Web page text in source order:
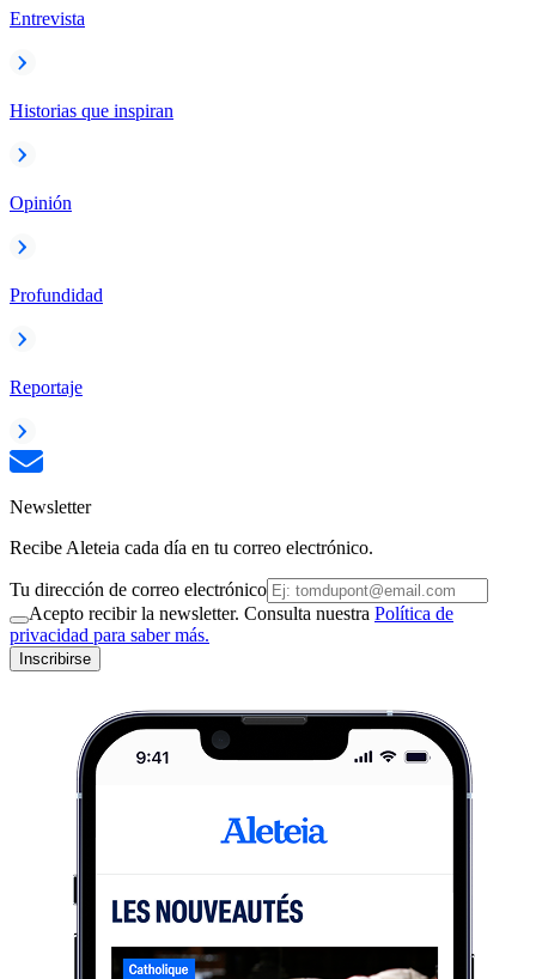
Entrevista
Historias que inspiran
Opinión
Profundidad
Reportaje
Newsletter
Recibe Aleteia cada día en tu correo electrónico.
Tu dirección de correo electrónico
Acepto recibir la newsletter. Consulta nuestra Política de
privacidad para saber más.
Inscribirse